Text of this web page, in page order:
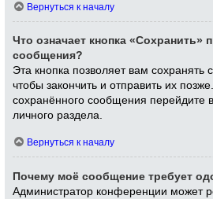
Вернуться к началу
Что означает кнопка «Сохранить»
сообщения?
Эта кнопка позволяет вам сохранять
чтобы закончить и отправить их
сохранённого сообщения перейдите
личного раздела.
Вернуться к началу
Почему моё сообщение требует
Администратор конференции может